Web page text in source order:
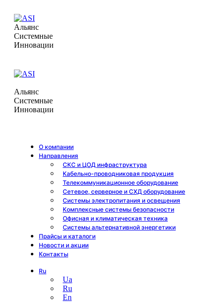
Альянс
Системные
Инновации
Альянс
Системные
Инновации
О компании
Направления
СКС и ЦОД инфраструктура
Кабельно-проводниковая продукция
Телекоммуникационное оборудование
Сетевое, серверное и СХД оборудование
Системы электропитания и освещения
Комплексные системы безопасности
Офисная и климатическая техника
Системы альтернативной энергетики
Прайсы и каталоги
Новости и акции
Контакты
Ru
Ua
Ru
En